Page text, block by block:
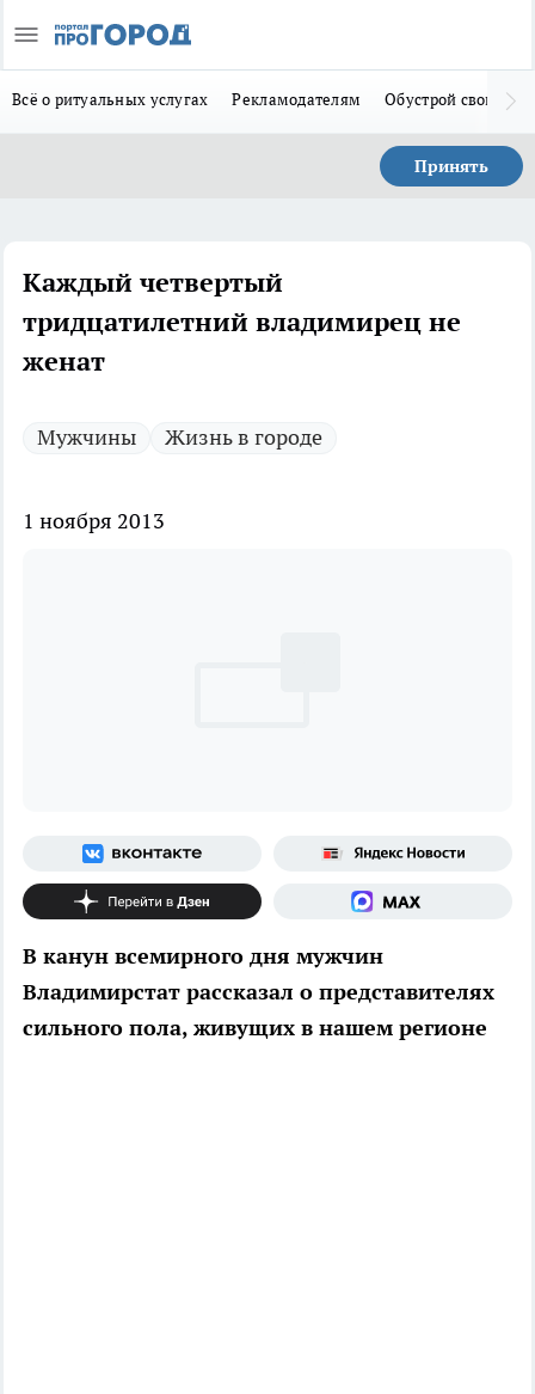
Всё о ритуальных услугах Рекламодателям Обустрой свой дом
Принять
Каждый четвертый
тридцатилетний владимирец не
женат
Мужчины Жизнь в городе
1 ноября 2013
В канун всемирного дня мужчин
Владимирстат рассказал о представителях
сильного пола, живущих в нашем регионе